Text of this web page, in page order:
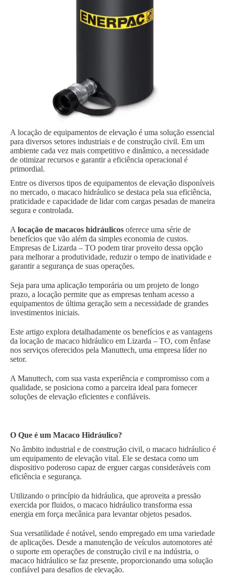
A locação de equipamentos de elevação é uma solução essencial
para diversos setores industriais e de construção civil. Em um
ambiente cada vez mais competitivo e dinâmico, a necessidade
de otimizar recursos e garantir a eficiência operacional é
primordial.
Entre os diversos tipos de equipamentos de elevação disponíveis
no mercado, o macaco hidráulico se destaca pela sua eficiência,
praticidade e capacidade de lidar com cargas pesadas de maneira
segura e controlada.
A locação de macacos hidráulicos oferece uma série de
benefícios que vão além da simples economia de custos.
Empresas de Lizarda – TO podem tirar proveito dessa opção
para melhorar a produtividade, reduzir o tempo de inatividade e
garantir a segurança de suas operações.
Seja para uma aplicação temporária ou um projeto de longo
prazo, a locação permite que as empresas tenham acesso a
equipamentos de última geração sem a necessidade de grandes
investimentos iniciais.
Este artigo explora detalhadamente os benefícios e as vantagens
da locação de macaco hidráulico em Lizarda – TO, com ênfase
nos serviços oferecidos pela Manuttech, uma empresa líder no
setor.
A Manuttech, com sua vasta experiência e compromisso com a
qualidade, se posiciona como a parceira ideal para fornecer
soluções de elevação eficientes e confiáveis.
O Que é um Macaco Hidráulico?
No âmbito industrial e de construção civil, o macaco hidráulico é
um equipamento de elevação vital. Ele se destaca como um
dispositivo poderoso capaz de erguer cargas consideráveis com
eficiência e segurança.
Utilizando o princípio da hidráulica, que aproveita a pressão
exercida por fluidos, o macaco hidráulico transforma essa
energia em força mecânica para levantar objetos pesados.
Sua versatilidade é notável, sendo empregado em uma variedade
de aplicações. Desde a manutenção de veículos automotores até
o suporte em operações de construção civil e na indústria, o
macaco hidráulico se faz presente, proporcionando uma solução
confiável para desafios de elevação.